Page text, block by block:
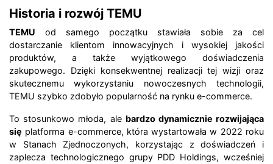
Historia i rozwój TEMU
TEMU od samego początku stawiała sobie za cel
dostarczanie klientom innowacyjnych i wysokiej jakości
produktów, a także wyjątkowego doświadczenia
zakupowego. Dzięki konsekwentnej realizacji tej wizji oraz
skutecznemu wykorzystaniu nowoczesnych technologii,
TEMU szybko zdobyło popularność na rynku e-commerce.
To stosunkowo młoda, ale bardzo dynamicznie rozwijająca
się platforma e-commerce, która wystartowała w 2022 roku
w Stanach Zjednoczonych, korzystając z doświadczeń i
zaplecza technologicznego grupy PDD Holdings, wcześniej